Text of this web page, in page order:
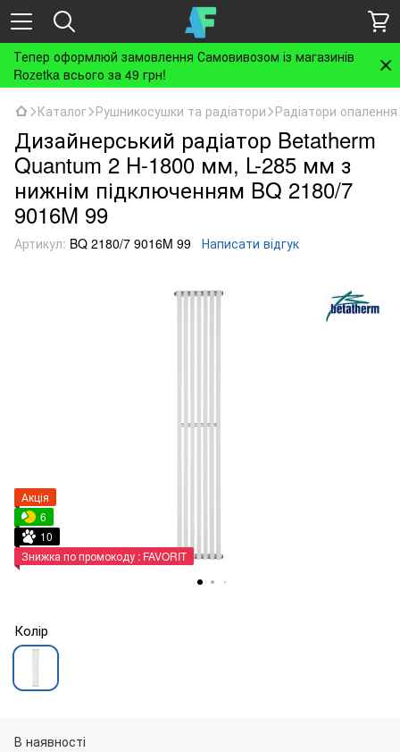
Тепер оформлюй замовлення Самовивозом із магазинів
Rozetka всього за 49 грн!
Каталог Рушникосушки та радіатори Радіатори опалення
Дизайнерський радіатор Betatherm
Quantum 2 H-1800 мм, L-285 мм з
нижнім підключенням BQ 2180/7
9016M 99
Артикул: BQ 2180/7 9016M 99 Написати відгук
Акція
6
10
Знижка по промокоду : FAVORIT
Колір
В наявності